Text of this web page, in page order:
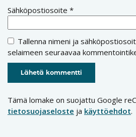
Sähköpostiosoite *
Tallenna nimeni ja
selaimeen seuraavaa
Tämä lomake on suojattu Google
tietosuojaseloste ja käyttöehdot.